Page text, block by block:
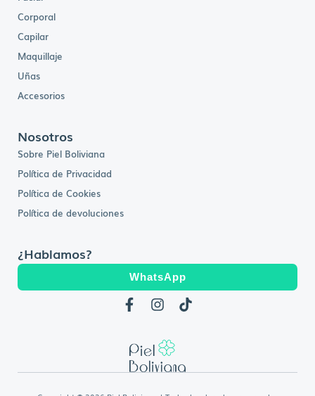
Corporal
Capilar
Maquillaje
Uñas
Accesorios
Nosotros
Sobre Piel Boliviana
Política de Privacidad
Política de Cookies
Política de devoluciones
¿Hablamos?
WhatsApp
F
a
e
b
o
I
n
t
a
g
T
i
k